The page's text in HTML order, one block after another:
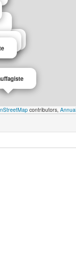
contributors,